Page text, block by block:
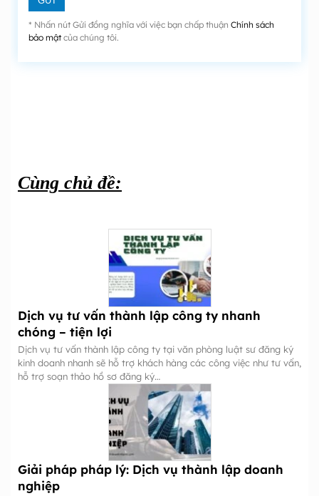
* Nhấn nút Gửi đồng nghĩa với việc bạn chấp thuận Chính sách
bảo mậtcủa chúng tôi.
Cùng chủ đề:
Dịch vụ tư vấn thành lập công ty nhanh
chóng – tiện lợi
Dịch vụ tư vấn thành lập công ty tại văn phòng luật sư đăng ký
kinh doanh nhanh sẽ hỗ trợ khách hàng các công việc như tư vấn,
hỗ trợ soạn thảo hồ sơ đăng ký…
Giải pháp pháp lý: Dịch vụ thành lập doanh
nghiệp